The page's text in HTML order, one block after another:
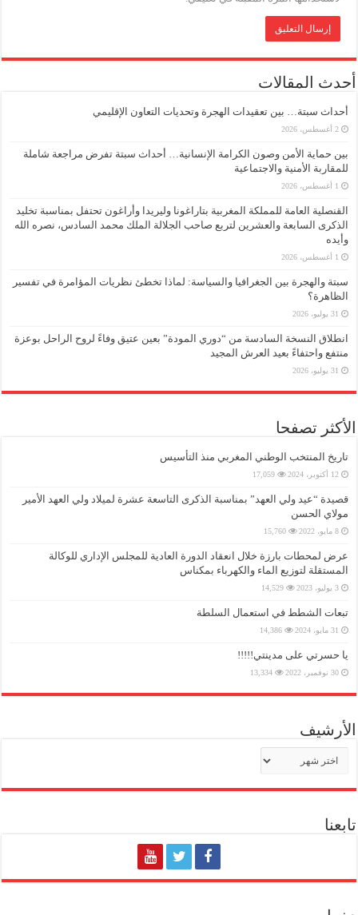
أحدث المقالات
أحداث سبتة… بين تعقيدات الهجرة وتحديات التعاون الإقليمي
2 أغسطس، 2026
بين حماية الأمن وصون الكرامة الإنسانية… أحداث سبتة تفرض مراجعة شاملة
للمقاربة الأمنية والاجتماعية
1 أغسطس، 2026
القنصلية العامة للمملكة المغربية بتاراغونا وليريدا وأراغون تحتفل بمناسبة تخليد
الذكرى السابعة والعشرين لتربع صاحب الجلالة الملك محمد السادس، نصره الله
وأيده
1 أغسطس، 2026
سبتة والهجرة بين الجغرافيا والسياسة: لماذا تخطئ نظريات المؤامرة في تفسير
الظاهرة؟
31 يوليو، 2026
انطلاق النسخة السادسة من “دوري المودة” بعين عتيق وفاءً لروح الراحل بوعزة
منتفع واحتفاءً بعيد العرش المجيد
31 يوليو، 2026
الأكثر تصفحا
تاريخ المنتخب الوطني المغربي منذ التأسيس
12 أكتوبر، 2024 17,059
قصيدة “عيد ولي العهد” بمناسبة الذكرى التاسعة عشرة لميلاد ولي العهد الأمير
مولاي الحسن
8 مايو، 2022 15,760
عرض لمحطات بارزة خلال انعقاد الدورة العادية للمجلس الإداري للوكالة
المستقلة لتوزيع الماء والكهرباء بمكناس
3 يوليو، 2023 14,529
تبعات الشطط في استعمال السلطة
31 مايو، 2024 14,386
يا حسرتي على مدينتي!!!!!
30 نوفمبر، 2022 13,334
الأرشيف
تابعنا